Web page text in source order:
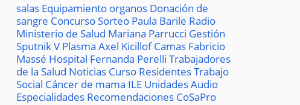
salas Equipamiento organos Donación de
sangre ConcursoSorteo Paula Barile Radio
Ministerio de Salud Mariana Parrucci Gestión
Sputnik V Plasma Axel KicillofCamas Fabricio
Massé Hospital Fernanda Perelli Trabajadores
de la Salud Noticias Curso ResidentesTrabajo
Social Cáncer de mama ILE UnidadesAudio
Especialidades Recomendaciones CoSaPro